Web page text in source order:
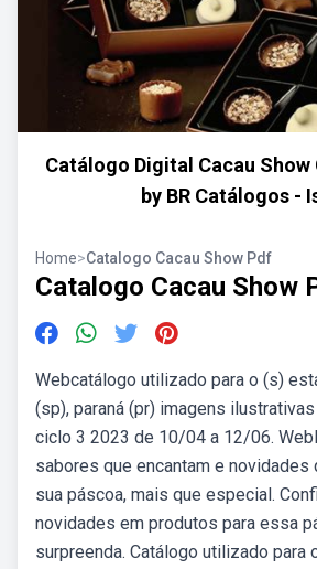
Catálogo Digital Cacau Show
by BR Catálogos -
Home>Catalogo Cacau Show Pdf
Catalogo Cacau Show
Webcatálogo utilizado para o (s)
(sp), paraná (pr) imagens
ciclo 3 2023 de 10/04 a 12/06.
sabores que encantam e novidades
sua páscoa, mais que especial.
novidades em produtos para essa
surpreenda. Catálogo utilizado para